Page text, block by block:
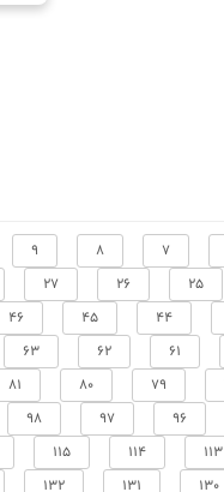
7
8
9
25
26
27
44
45
46
61
62
63
79
80
81
96
97
98
113
114
115
130
131
132